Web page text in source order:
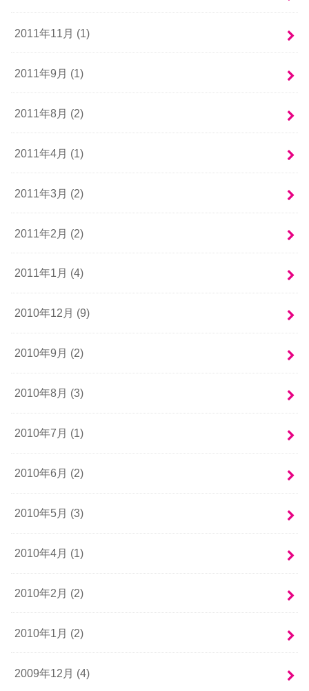
2011年11月 (1)
2011年9月 (1)
2011年8月 (2)
2011年4月 (1)
2011年3月 (2)
2011年2月 (2)
2011年1月 (4)
2010年12月 (9)
2010年9月 (2)
2010年8月 (3)
2010年7月 (1)
2010年6月 (2)
2010年5月 (3)
2010年4月 (1)
2010年2月 (2)
2010年1月 (2)
2009年12月 (4)